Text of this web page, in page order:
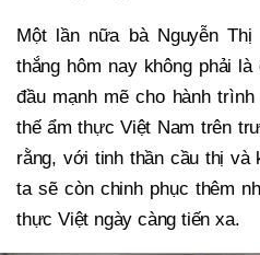
Một lần nữa bà Nguyễn Thị
thắng hôm nay không phải
đầu mạnh mẽ cho hành
thế ẩm thực Việt Nam trên
rằng, với tinh thần cầu thị và
ta sẽ còn chinh phục thêm
thực Việt ngày càng tiến xa.